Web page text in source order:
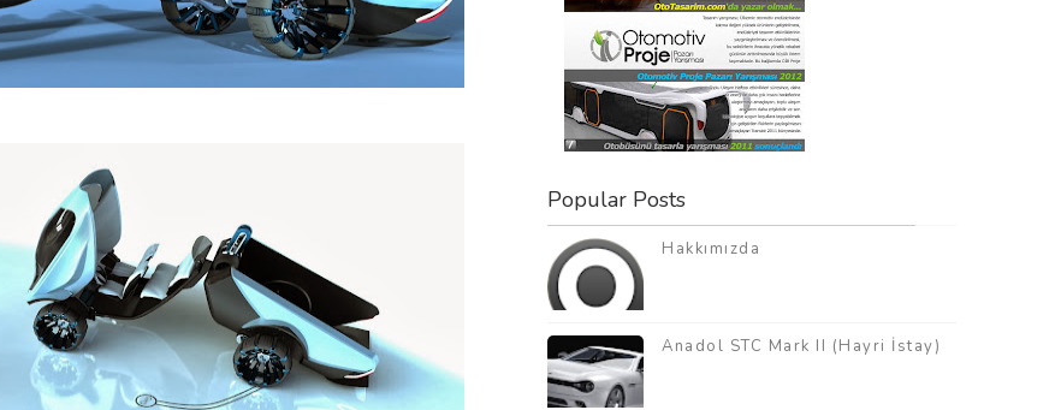
Popular Posts
Hakkımızda
Anadol STC Mark II (Hayri İstay)